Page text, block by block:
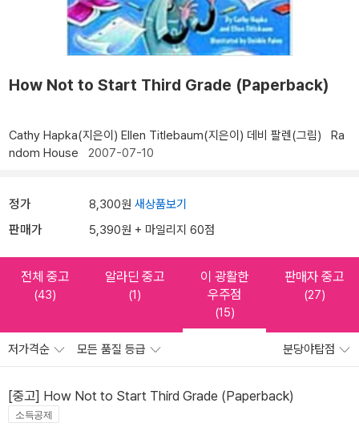
How Not to Start Third Grade (Paperback)
Cathy Hapka(지은이) Ellen Titlebaum(지은이) 데비 팔렌(그림)
Ra
ndom House 2007-07-10
정가 8,300원 새상품보기
판매가 5,390원 + 마일리지 60점
전체 중고
(43)
알라딘 중고
(1)
이 광활한
우주점
(15)
판매자 중고
(27)
저가격순 모든 품질 등급 분당야탑점
[중고] How Not to Start Third Grade (Paperback)
소득공제